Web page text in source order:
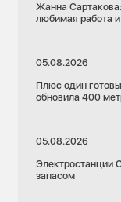
Жанна
любимая работа
05.08.2026
Плюс один
обновила 400
05.08.2026
Электростанции
запасом